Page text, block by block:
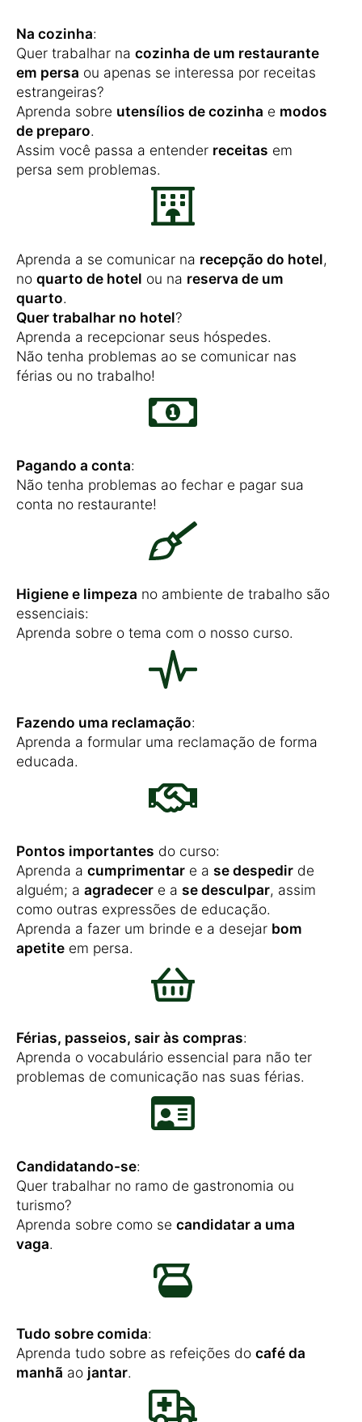
Na cozinha:
Quer trabalhar na cozinha de um restaurante
em persa ou apenas se interessa por receitas
estrangeiras?
Aprenda sobre utensílios de cozinha e modos
de preparo.
Assim você passa a entender receitas em
persa sem problemas.
Aprenda a se comunicar na recepção do hotel,
no quarto de hotel ou na reserva de um
quarto.
Quer trabalhar no hotel?
Aprenda a recepcionar seus hóspedes.
Não tenha problemas ao se comunicar nas
férias ou no trabalho!
Pagando a conta:
Não tenha problemas ao fechar e pagar sua
conta no restaurante!
Higiene e limpeza no ambiente de trabalho são
essenciais:
Aprenda sobre o tema com o nosso curso.
Fazendo uma reclamação:
Aprenda a formular uma reclamação de forma
educada.
Pontos importantes do curso:
Aprenda a cumprimentar e a se despedir de
alguém; a agradecer e a se desculpar, assim
como outras expressões de educação.
Aprenda a fazer um brinde e a desejar bom
apetite em persa.
Férias, passeios, sair às compras:
Aprenda o vocabulário essencial para não ter
problemas de comunicação nas suas férias.
Candidatando-se:
Quer trabalhar no ramo de gastronomia ou
turismo?
Aprenda sobre como se candidatar a uma
vaga.
Tudo sobre comida:
Aprenda tudo sobre as refeições do café da
manhã ao jantar.